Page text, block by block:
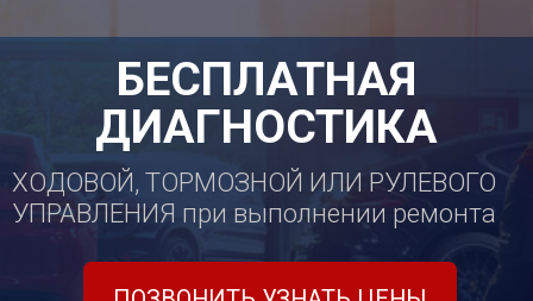
ПОЗВОНИТЬ УЗНАТЬ ЦЕНЫ
НАПИСАТЬ В TELEGRAM
дилеров до
Опыт работ
УПРАВЛЕНИЯ при выполнении ремонта